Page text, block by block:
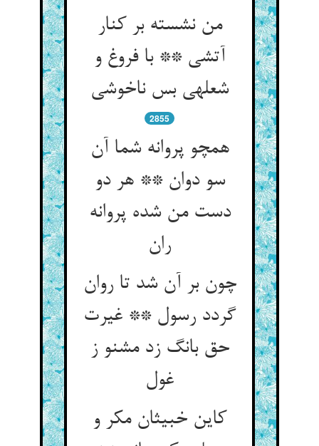
من نشسته بر کنار
آتشی ** با فروغ و
شعله‏ی بس ناخوشی‏
2855
همچو پروانه شما آن
سو دوان ** هر دو
دست من شده پروانه
ران‏
چون بر آن شد تا روان
گردد رسول ** غیرت
حق بانگ زد مشنو ز
غول‏
کاین خبیثان مکر و